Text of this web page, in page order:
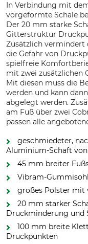
In Verbindung mit
vorgeformte Schale
Der 20 mm starke
Gitterstruktur
Zusätzlich vermindert
die Gefahr von
spielfreie
mit zwei zusätzlichen
Mit diesen muss die
werden und kann
abgelegt werden.
am Fuß über zwei
passen alle
geschmiedeter,
Aluminium-Schaft
45 mm breiter
Vibram-
großes Polster mit
20 mm starker
Druckminderung und
100 mm breite
Druckpunkten